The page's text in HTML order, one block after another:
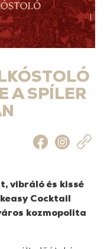
A SPÍLER
vibráló és kissé
Cocktail
kozmopolita